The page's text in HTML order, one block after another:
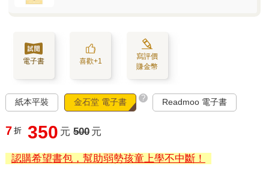
電子書 喜歡+1
寫評價
賺金幣
紙本平裝 金石堂 電子書 ? Readmoo 電子書
7 折 350 元 500 元
認購希望書包，幫助弱勢孩童上學不中斷！